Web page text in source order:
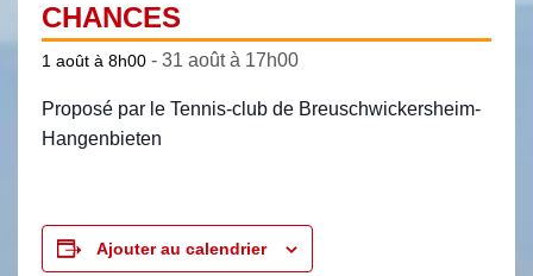
CHANCES
1 août à 8h00 - 31 août à 17h00
Proposé par le Tennis-club de Breuschwickersheim-
Hangenbieten
Ajouter au calendrier